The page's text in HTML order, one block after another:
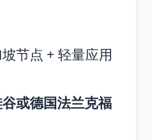
节点 + 轻量应用
或德国法兰克福